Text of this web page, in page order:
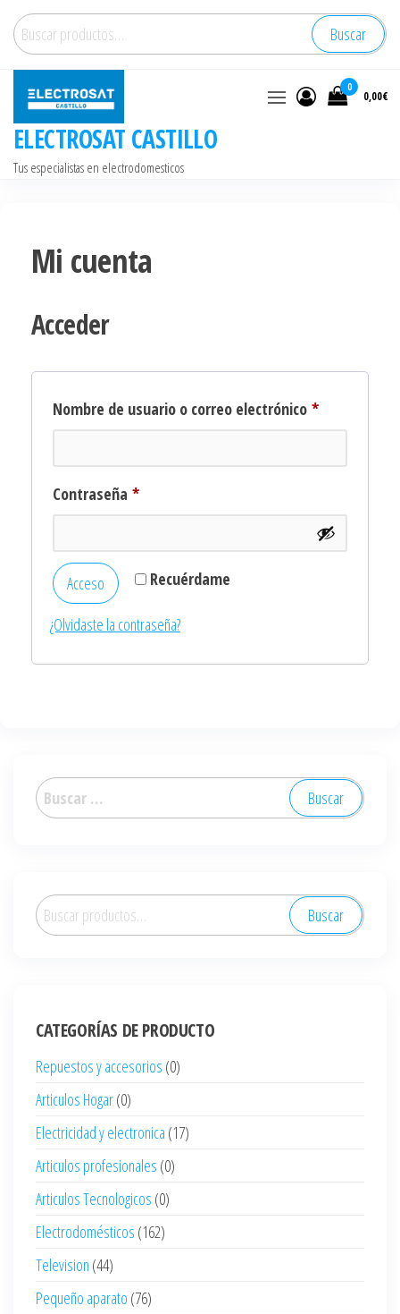
Saltar
contenido
Buscar
por:
Buscar
ELECTROSAT CASTILLO
Tus especialistas en electrodomesticos
0
0,00€
Mi cuenta
Acceder
Nombre de usuario o correo electrónico *Obligatorio
Contraseña *Obligatorio
Recuérdame
Acceso
¿Olvidaste la contraseña?
Buscar:
Buscar
por:
Buscar
CATEGORÍAS DE PRODUCTO
Repuestos y accesorios (0)
Articulos Hogar(0)
Electricidad y electronica (17)
Articulos profesionales (0)
Articulos Tecnologicos (0)
Electrodomésticos (162)
Television (44)
Pequeño aparato (76)